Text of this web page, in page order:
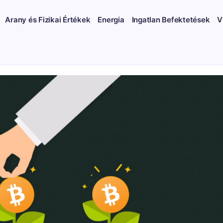
Arany és Fizikai Értékek Energia Ingatlan Befektetések